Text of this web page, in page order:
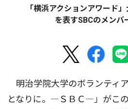
｢横浜アクションアワード
を表すSBCのメンバ
明治学院大学のボランティ
となりに。―ＳＢＣ―」がこ